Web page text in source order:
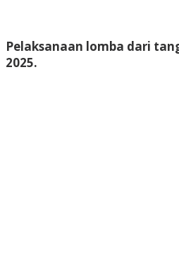
Pelaksanaan lomba dari
2025.